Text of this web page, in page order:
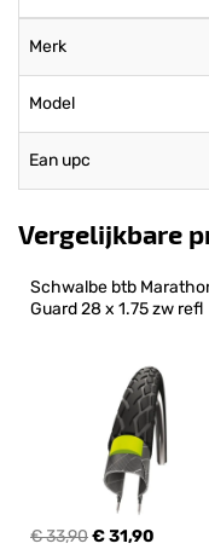
Merk
Model
Ean upc
Vergelijkbare
Schwalbe btb
Guard 28 x 1.75 zw refl
€ 33,90€ 31,90